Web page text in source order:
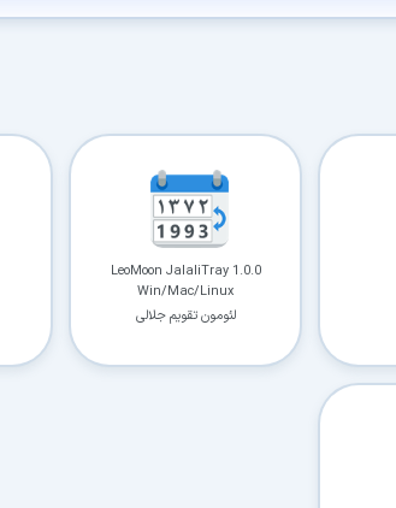
LeoMoon JalaliTray 1.0.0
Win/Mac/Linux
لئومون تقویم جلالی